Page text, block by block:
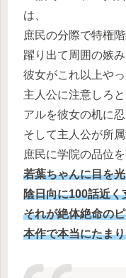
は、
庶民の分際で特権
躍り出て周囲の嫉
彼女がこれ以上や
主人公に注意しろ
アルを彼女の机に
そして主人公が所
庶民に学院の品位
若葉ちゃんに目を
陰日向に100話近く
それが絶体絶命の
本作で本当にたま